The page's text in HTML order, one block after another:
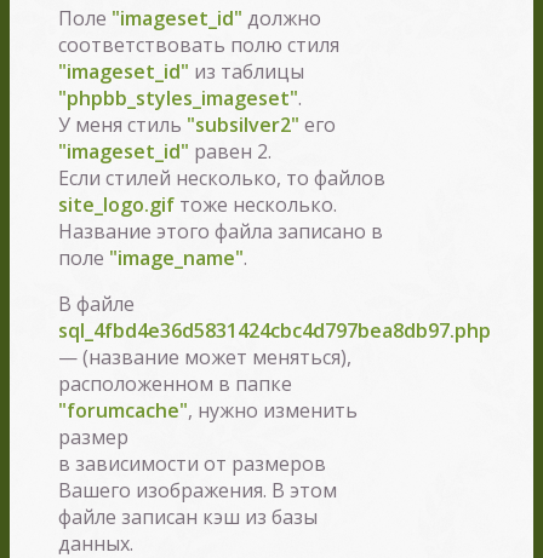
Поле "imageset_id" должно
соответствовать полю стиля
"imageset_id" из таблицы
"phpbb_styles_imageset".
У меня стиль "subsilver2" его
"imageset_id" равен 2.
Если стилей несколько, то файлов
site_logo.gif тоже несколько.
Название этого файла записано в
поле "image_name".
В файле
sql_4fbd4e36d5831424cbc4d797bea8db97.php
— (название может меняться),
расположенном в папке
"forumcache", нужно изменить
размер
в зависимости от размеров
Вашего изображения. В этом
файле записан кэш из базы
данных.